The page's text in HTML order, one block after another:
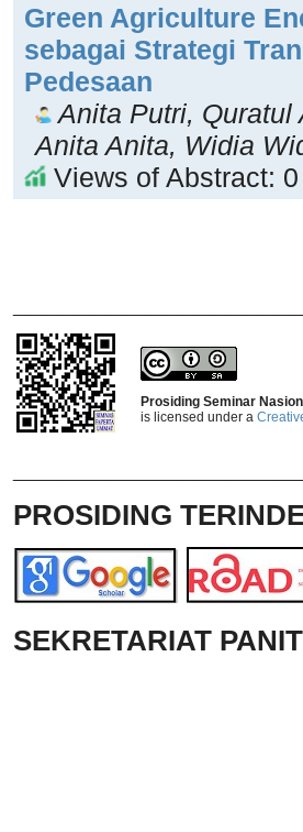
Green Agriculture
sebagai Strategi
Pedesaan
Anita Putri, Quratul
Anita Anita, Widia
Views of Abstract:
Prosiding Seminar
is licensed under a
PROSIDING
SEKRETARIAT